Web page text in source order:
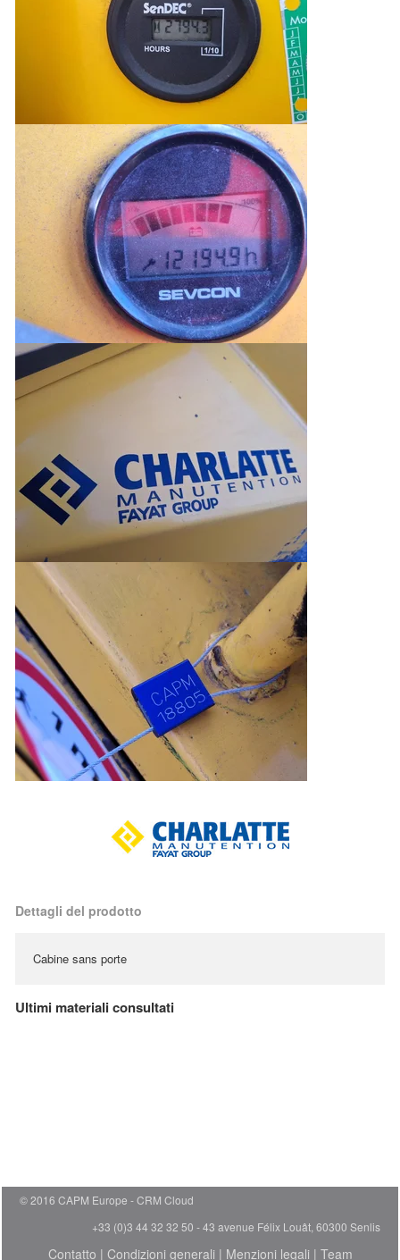
Dettagli del prodotto
Cabine sans porte
Ultimi materiali consultati
© 2016 CAPM Europe
CRM Cloud
+33 (0)3 44 32 32 50 - 43 avenue Félix Louât, 60300 Senlis
Contatto | Condizioni generali| Menzioni legali| Team